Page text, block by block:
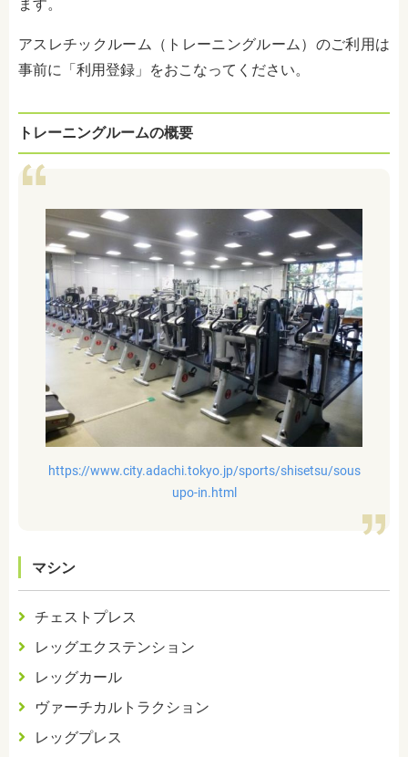
ます。
アスレチックルーム（トレーニングルーム）のご利用は
事前に「利用登録」をおこなってください。
トレーニングルームの概要
https://www.city.adachi.tokyo.jp/sports/shisetsu/sous
upo-in.html
マシン
チェストプレス
レッグエクステンション
レッグカール
ヴァーチカルトラクション
レッグプレス